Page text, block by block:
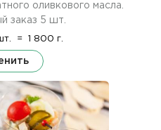
оливкового масла.
заказ 5 шт.
= 1 800 г.